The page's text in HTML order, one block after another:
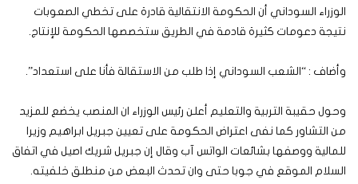
الوزراء السوداني أن الحكومة الانتقالية قادرة على تخطي الصعوبات
نتيجة دعومات كثيرة قادمة في الطريق ستخصصها الحكومة للإنتاج.
وأضاف : “الشعب السوداني إذا طلب من الاستقالة فأنا على استعداد”.
وحول حقيبة التربية والتعليم أعلن رئيس الوزراء ان المنصب يخضع للمزيد
من التشاور كما نفى اعتراض الحكومة على تعيين جبريل ابراهيم وزيرا
للمالية ووصفها بشائعات الواتس آب وقال إن جبريل شريك اصيل في اتفاق
السلام الموقع في جوبا حتى وان تحدث البعض من منطلق خلفيته.